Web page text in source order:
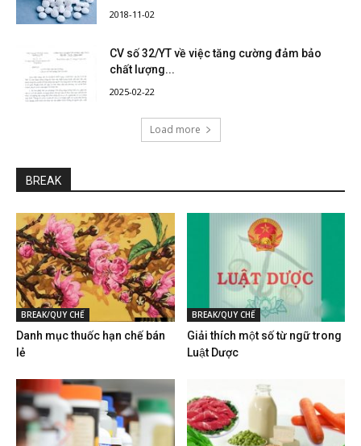
2018-11-02
CV số 32/YT về việc tăng cường đảm bảo
chất lượng...
2025-02-22
Load more
BREAK
BREAK/QUY CHẾ
Danh mục thuốc hạn chế bán
lẻ
BREAK/QUY CHẾ
Giải thích một số từ ngữ trong
Luật Dược